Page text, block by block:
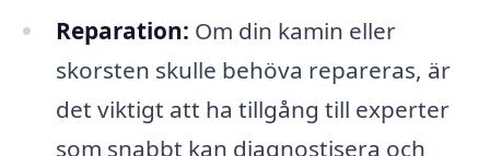
Reparation: Om din kamin eller
skorsten skulle behöva repareras, är
det viktigt att ha tillgång till experter
som snabbt kan diagnostisera och